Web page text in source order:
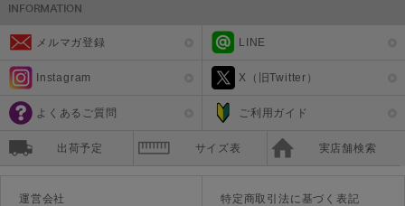
メルマガ登録 LINE
Instagram X（旧Twitter）
よくあるご質問 ご利用ガイド
出荷予定 サイズ表 実店舗検索
運営会社 特定商取引法に基づく表記